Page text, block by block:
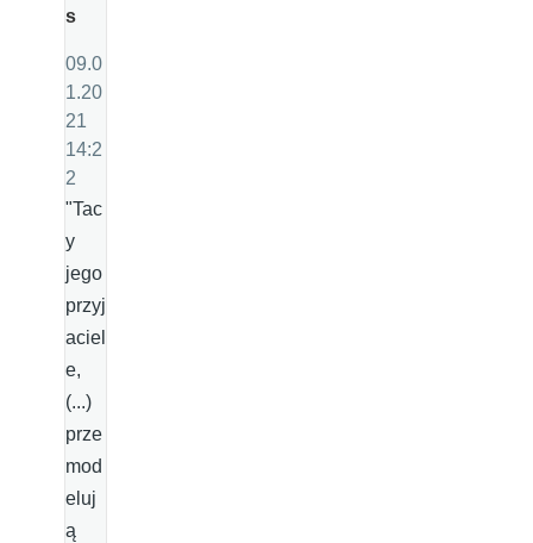
s
09.0
1.20
21
14:2
2
"Tac
y
jego
przyj
aciel
e,
(...)
prze
mod
eluj
ą